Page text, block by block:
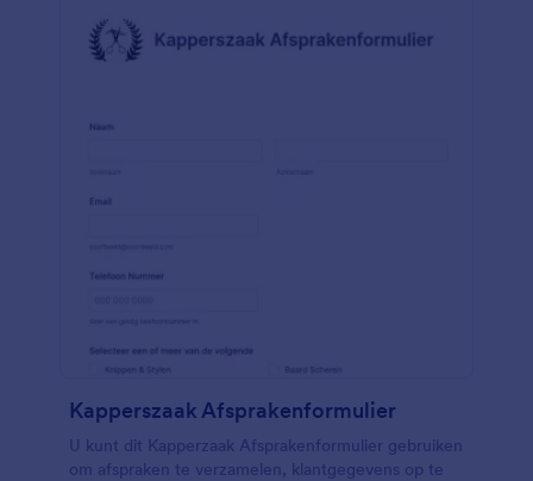
gegevens van ingevulde formulieren met je andere
accounts te synchroniseren. Je kunt ook onze gratis
service voor e-mailbevestigingen gebruiken om e-
betalingsinformatie naar je klanten wilt sturen, kun je
betalingen accepteren door je formulier met Square
afspraakplanning van je bedrijf te stroomlijnen.
Kapperszaak Afsprakenformulier
U kunt dit Kapperzaak Afsprakenformulier gebruiken
om afspraken te verzamelen, klantgegevens op te